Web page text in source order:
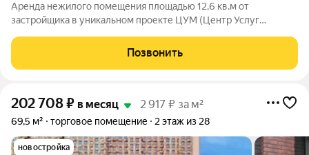
Аренда нежилого помещения площадью 12,6 кв.м от
застройщика в уникальном проекте ЦУМ (Центр Услуг
кластер услуг, интегрированный в жилое пространство Дома
«МАЛЕВИЧ», который находится в сердце
Позвонить
202 708₽ в месяц 2 917 ₽ за м²
69,5 м² торговое помещение 2 этаж из 28
новостройка